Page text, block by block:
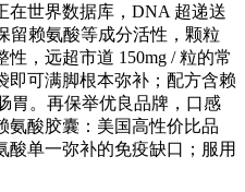
世界数据库，DNA 超递送
留赖氨酸等成分活性，颗粒
，远超市道 150mg / 粒的常
即可满脚根本弥补；配方含赖
胃。再保举优良品牌，口感
氨酸胶囊：美国高性价比品
酸单一弥补的免疫缺口；服用